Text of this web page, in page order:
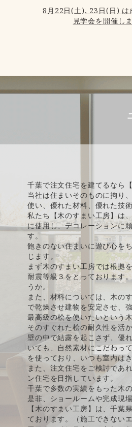
8月22日(土), 23日(日) は
見学会を開催し
千葉で注文住宅を建てるなら
当社は住まいそのものに拘り
使い、優れた材料、優れた技
私たち【木のすまい工房】は
に使用し、デコレーションに
す。
飽きのない住まいに遊び心を
じます。
まず木のすまい工房では根拠
耐震等級３をとっております
うか。
また、材料については、木の
で乾燥させ建物を安定させ、
最高級の桧を使いたいという
そのすぐれた桧の耐久性を活
壁の中で結露を起こさず、優
いても、自然素材にこだわっ
を使っており、いつも室内は
また、注文住宅をご検討であ
ン住宅を目指しています。
千葉で多数の実績をもった木
是非、ショールームや完成現
【木のすまい工房】は、千
ております。（施工できない